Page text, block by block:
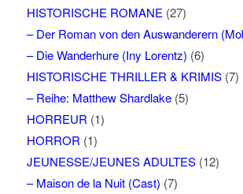
HISTORISCHE ROMANE (27)
– Der Roman von den Auswanderern
– Die Wanderhure (Iny Lorentz) (6)
HISTORISCHE THRILLER & KRIMIS(7)
– Reihe: Matthew Shardlake(5)
HORREUR (1)
HORROR (1)
JEUNESSE/JEUNES ADULTES(12)
– Maison de la Nuit (Cast) (7)